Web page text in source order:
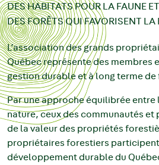
DES HABITATS POUR LA FAUNE
DES FORÊTS QUI FAVORISENT
L’association des grands
Québec représente des membres
gestion durable et à long terme de
Par une approche équilibrée entre
nature, ceux des communautés et
de la valeur des propriétés
propriétaires forestiers
développement durable du